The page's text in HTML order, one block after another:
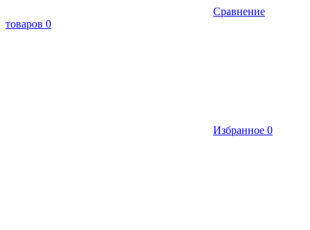
Сравнение
товаров 0
Избранное 0